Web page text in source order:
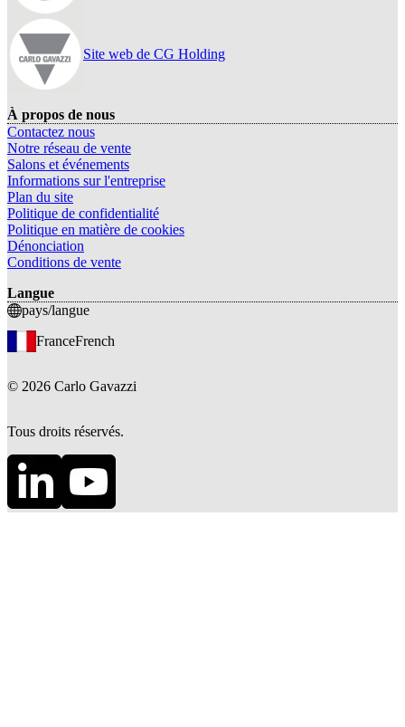
Site web de CG Holding
À propos de nous
Contactez nous
Notre réseau de vente
Salons et événements
Informations sur l'entreprise
Plan du site
Politique de confidentialité
Politique en matière de cookies
Dénonciation
Conditions de vente
Langue
pays/langue
FranceFrench
© 2026 Carlo Gavazzi
Tous droits réservés.